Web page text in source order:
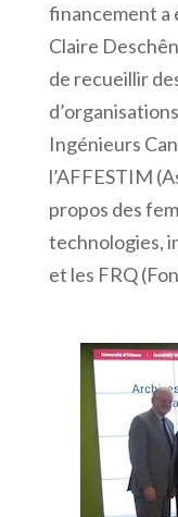
financement a
Claire
de recueillir
Ingénieurs
l’AFFESTIM
propos des
technologies,
et les FRQ